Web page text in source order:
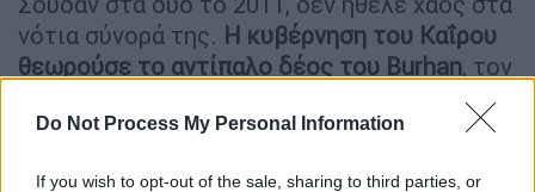
Do Not Process My Personal Information
If you wish to opt-out of the sale, sharing to third parties, or
νότια σύνορά της. Η κυβέρνηση του Καΐρου
θεωρούσε το αντίπαλο δέος του Burhan, τον
λάμβανε όλα τα μέτρα για να τον